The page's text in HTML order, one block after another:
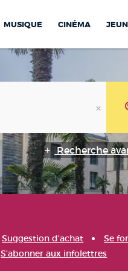
MUSIQUE CINÉMA
Recherche
Suggestion d'achat
Se
S'abonner aux infolettres